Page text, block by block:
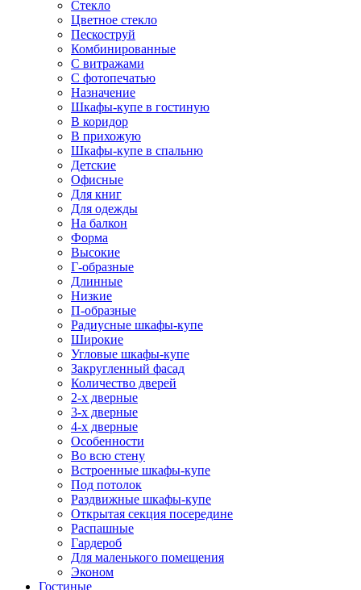
Стекло
Цветное стекло
Пескоструй
Комбинированные
С витражами
С фотопечатью
Назначение
Шкафы-купе в гостиную
В коридор
В прихожую
Шкафы-купе в спальню
Детские
Офисные
Для книг
Для одежды
На балкон
Форма
Высокие
Г-образные
Длинные
Низкие
П-образные
Радиусные шкафы-купе
Широкие
Угловые шкафы-купе
Закругленный фасад
Количество дверей
2-х дверные
3-х дверные
4-х дверные
Особенности
Во всю стену
Встроенные шкафы-купе
Под потолок
Раздвижные шкафы-купе
Открытая секция посередине
Распашные
Гардероб
Для маленького помещения
Эконом
Гостиные